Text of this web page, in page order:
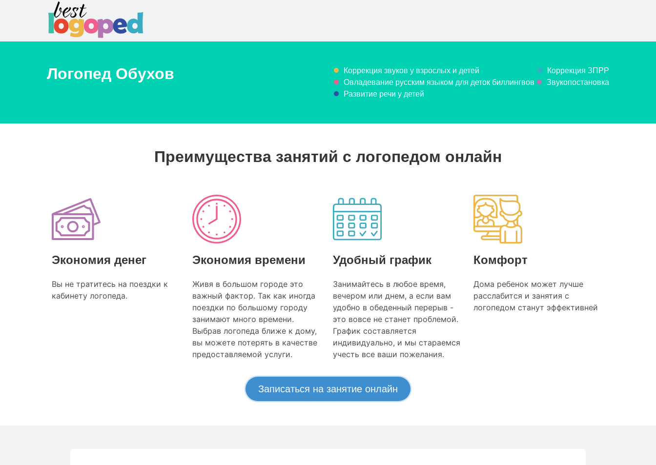
Логопед Обухов Коррекция звуков у взрослых и детей
Коррекция ЗПРР
Овладевание русским языком для деток биллингвов
Звукопостановка
Развитие речи у детей
Преимущества занятий с логопедом онлайн
Экономия денег
Вы не тратитесь на поездки к
кабинету логопеда.
Экономия времени
Живя в большом городе это
важный фактор. Так как иногда
поездки по большому городу
занимают много времени.
Выбрав логопеда ближе к дому,
вы можете потерять в качестве
предоставляемой услуги.
Удобный график
Занимайтесь в любое время,
вечером или днем, а если вам
удобно в обеденный перерыв -
это вовсе не станет проблемой.
График составляется
индивидуально, и мы стараемся
учесть все ваши пожелания.
Комфорт
Дома ребенок может лучше
расслабится и занятия с
логопедом станут эффективней
Записаться на занятие онлайн